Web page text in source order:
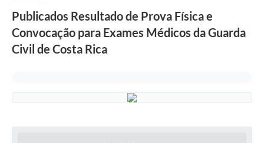
Publicados Resultado de Prova Física e
Convocação para Exames Médicos da Guarda
Civil de Costa Rica